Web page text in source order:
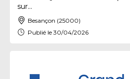
sur...
Besançon (25000)
Publié le 30/04/2026